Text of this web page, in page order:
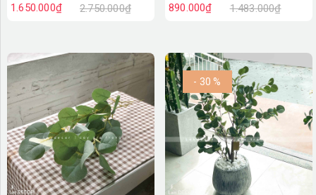
CC1139
1.650.000₫ 2.750.000₫ 890.000₫ 1.483.000₫
- 30 %